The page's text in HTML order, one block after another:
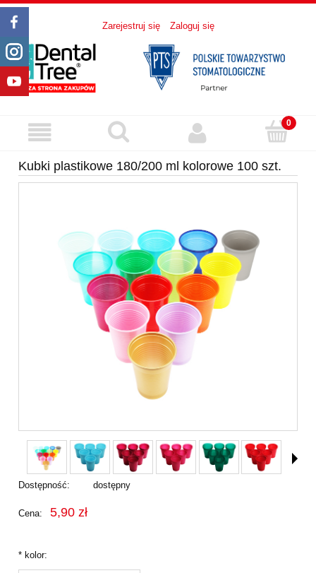
Zarejestruj się Zaloguj się
Kubki plastikowe 180/200 ml kolorowe 100 szt.
Dostępność: dostępny
Cena: 5,90 zł
* kolor: